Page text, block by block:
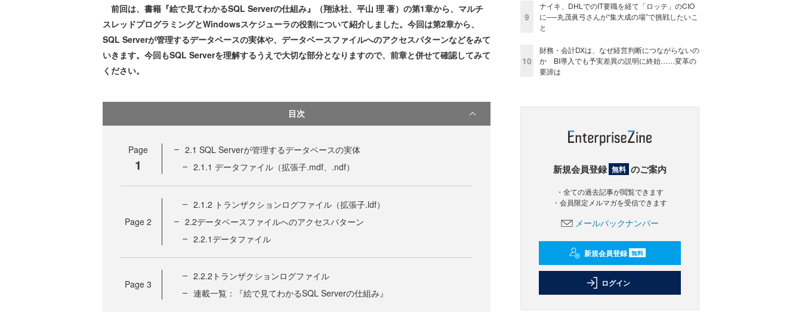
前回は、書籍『絵で見てわかるSQL Serverの仕組み』（翔泳社、平山 理 著）の第1章から、マルチ
スレッドプログラミングとWindowsスケジューラの役割について紹介しました。今回は第2章から、
SQL Serverが管理するデータベースの実体や、データベースファイルへのアクセスパターンなどをみて
いきます。今回もSQL Serverを理解するうえで大切な部分となりますので、前章と併せて確認してみて
ください。
目次
Page
1
2.1 SQL Serverが管理するデータベースの実体
2.1.1 データファイル（拡張子.mdf、.ndf）
Page 2
2.1.2 トランザクションログファイル（拡張子.ldf）
2.2データベースファイルへのアクセスパターン
2.2.1データファイル
Page 3
2.2.2トランザクションログファイル
連載一覧：『絵で見てわかるSQL Serverの仕組み』
9
ナイキ、DHLでのIT要職を経て「ロッテ」のCIO
に──丸茂眞弓さんが“集大成の場”で挑戦したいこ
と
10
財務・会計DXは、なぜ経営判断につながらないの
か BI導入でも予実差異の説明に終始……変革の
要諦は
新規会員登録 無料 のご案内
・全ての過去記事が閲覧できます
・会員限定メルマガを受信できます
メールバックナンバー
新規会員登録 無料
ログイン